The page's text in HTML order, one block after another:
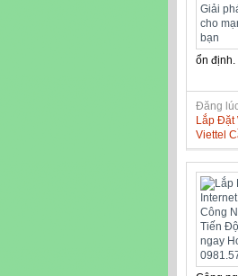
ổn định.
Đăng
Lắp Đặt
Viettel